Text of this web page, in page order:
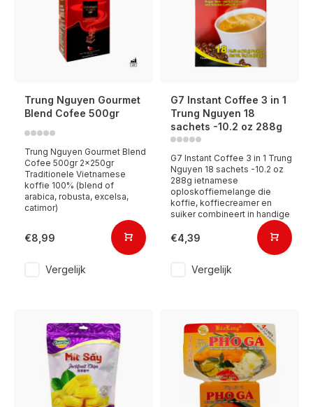
Trung Nguyen Gourmet
Blend Cofee 500gr
Trung Nguyen Gourmet Blend
Cofee 500gr 2x250gr
Traditionele Vietnamese
koffie 100% (blend of
arabica, robusta, excelsa,
catimor)
€8,99
Vergelijk
G7 Instant Coffee 3 in 1
Trung Nguyen 18
sachets -10.2 oz 288g
G7 Instant Coffee 3 in 1 Trung
Nguyen 18 sachets -10.2 oz
288g ietnamese
oploskoffiemelange die
koffie, koffiecreamer en
suiker combineert in handige
€4,39
Vergelijk